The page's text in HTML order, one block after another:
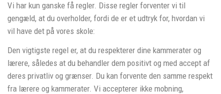
Vi har kun ganske få regler. Disse regler forventer vi til
gengæld, at du overholder, fordi de er et udtryk for, hvordan vi
vil have det på vores skole:
Den vigtigste regel er, at du respekterer dine kammerater og
lærere, således at du behandler dem positivt og med accept af
deres privatliv og grænser. Du kan forvente den samme respekt
fra lærere og kammerater. Vi accepterer ikke mobning,